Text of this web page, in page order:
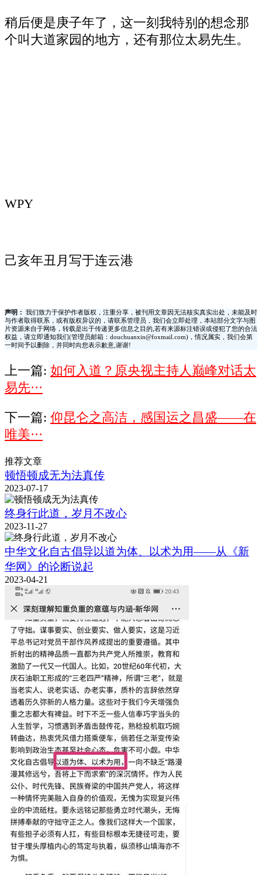
稍后便是庚子年了，这一刻我特别的想念那
个叫大道家园的地方，还有那位太易先生。
WPY
己亥年丑月写于连云港
声明：
我们致力于保护作者版权，注重分享，被刊用文章因无法核实真实出处，未能及时
与作者取得联系，或有版权异议的，请联系管理员，我们会立即处理，本站部分文字与图
片资源来自于网络，转载是出于传递更多信息之目的,若有来源标注错误或侵犯了您的合法
权益，请立即通知我们(管理员邮箱：douchuanxin@foxmail.com)，情况属实，我们会第
一时间予以删除，并同时向您表示歉意,谢谢!
上一篇: 如何入道？原央视主持人巅峰对话太
易先···
下一篇: 仰昆仑之高洁，感国运之昌盛——在
唯美···
推荐文章
顿悟顿成无为法真传
2023-07-17
终身行此道，岁月不改心
2023-11-27
中华文化自古倡导以道为体、以术为用——从《新
华网》的论断说起
2023-04-21